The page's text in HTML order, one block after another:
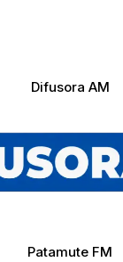
Difusora AM
Patamute FM